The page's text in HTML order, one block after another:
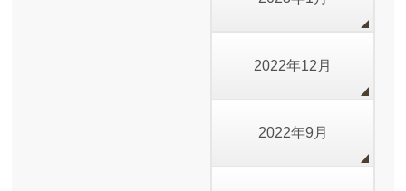
2022年12月
2022年9月